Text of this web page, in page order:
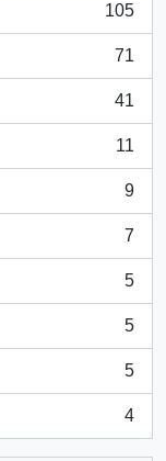
105
71
41
11
9
7
5
5
5
4